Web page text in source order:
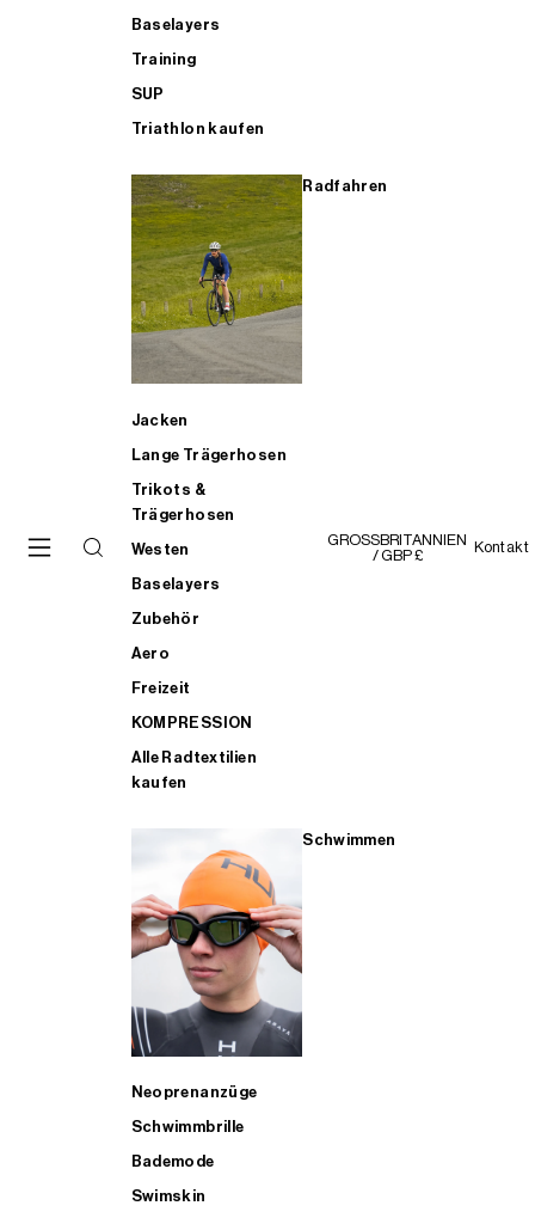
Baselayers
Training
SUP
Triathlon kaufen
Radfahren
Jacken
Lange Trägerhosen
Trikots &
Trägerhosen
Westen
Baselayers
Zubehör
Aero
Freizeit
KOMPRESSION
Alle Radtextilien
kaufen
Schwimmen
Neoprenanzüge
Schwimmbrille
Bademode
Swimskin
GROSSBRITANNIEN
/ GBP £
Kontakt